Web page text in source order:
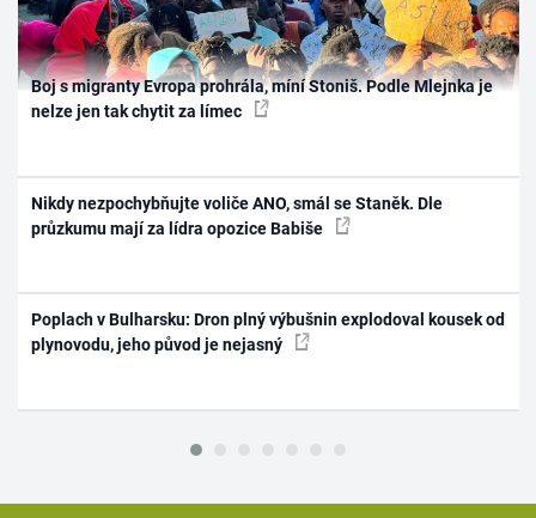
Boj s migranty Evropa prohrála, míní Stoniš. Podle Mlejnka je
nelze jen tak chytit za límec
Nikdy nezpochybňujte voliče ANO, smál se Staněk. Dle
průzkumu mají za lídra opozice Babiše
Poplach v Bulharsku: Dron plný výbušnin explodoval kousek od
plynovodu, jeho původ je nejasný